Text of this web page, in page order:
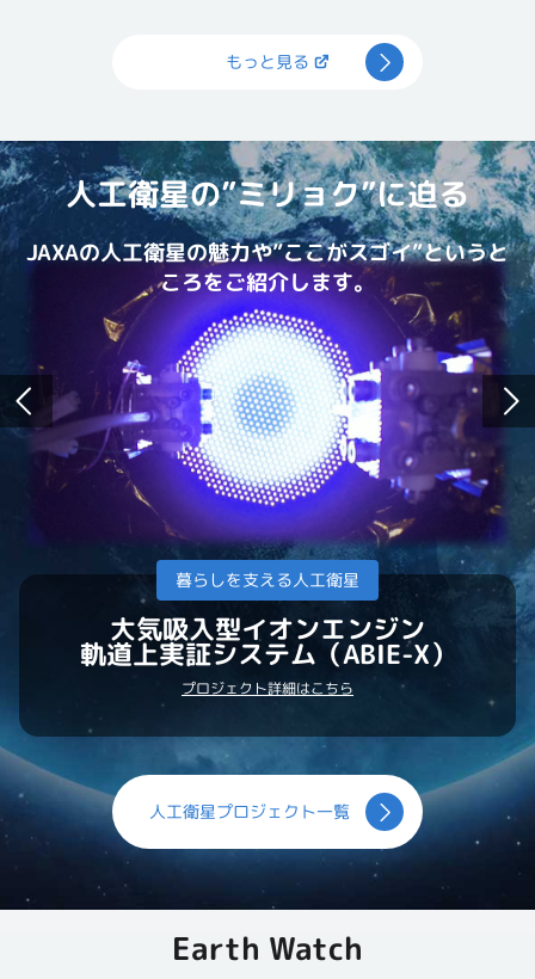
もっと見る
人工衛星の”ミリョク”に迫る
JAXAの人工衛星の魅力や”ここがスゴイ”というと
ころをご紹介します。
暮らしを支える人工衛星
大気吸入型イオンエンジン
軌道上実証システム（ABIE-X）
プロジェクト詳細はこちら
人工衛星プロジェクト一覧
Earth Watch